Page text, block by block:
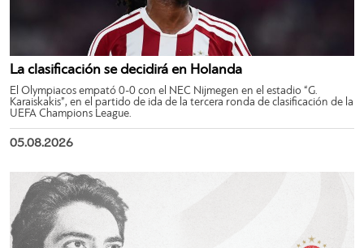
La clasificación se decidirá en Holanda
El Olympiacos empató 0-0 con el NEC Nijmegen en el estadio “G.
Karaiskakis”, en el partido de ida de la tercera ronda de clasificación de la
UEFA Champions League.
05.08.2026